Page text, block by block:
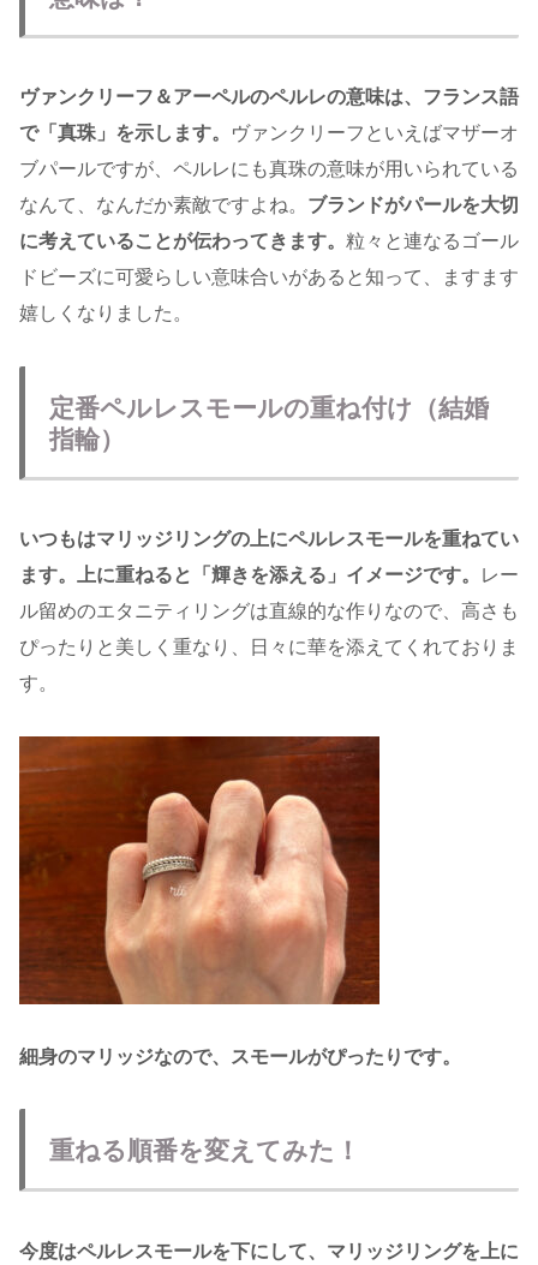
ヴァンクリーフ＆アーペルのペルレの意味は、 フランス語
で「真珠」を示します。
ヴァンクリーフといえばマザーオ
ブパールですが、ペルレにも真珠の意味が用いられている
なんて、なんだか素敵ですよね。 ブランドがパールを大切
に考えていることが伝わってきます。 粒々と連なるゴール
ドビーズに可愛らしい意味合いがあると知って、ますます
嬉しくなりました。
定番ペルレスモールの重ね付け（結婚
指輪）
いつもはマリッジリングの上にペルレスモールを重ねてい
ます。上に重ねると「輝きを添える」イメージです。
レー
ル留めのエタニティリングは直線的な作りなので、高さも
ぴったりと美しく重なり、日々に華を添えてくれておりま
す。
細身のマリッジなので、スモールがぴったりです。
重ねる順番を変えてみた！
今度はペルレスモールを下にして、マリッジリングを上に